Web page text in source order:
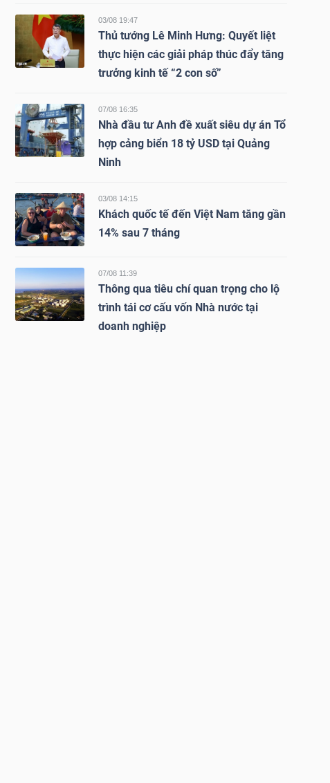
03/08 19:47
Thủ tướng Lê Minh Hưng: Quyết liệt
thực hiện các giải pháp thúc đẩy tăng
trưởng kinh tế “2 con số”
07/08 16:35
Nhà đầu tư Anh đề xuất siêu dự án Tổ
hợp cảng biển 18 tỷ USD tại Quảng
Ninh
03/08 14:15
Khách quốc tế đến Việt Nam tăng gần
14% sau 7 tháng
07/08 11:39
Thông qua tiêu chí quan trọng cho lộ
trình tái cơ cấu vốn Nhà nước tại
doanh nghiệp